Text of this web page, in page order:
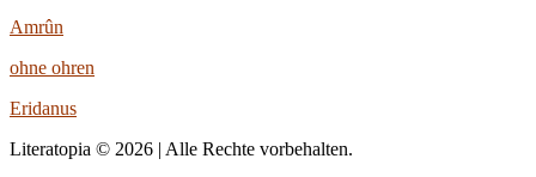
Amrûn
ohne ohren
Eridanus
Literatopia © 2026 | Alle Rechte vorbehalten.